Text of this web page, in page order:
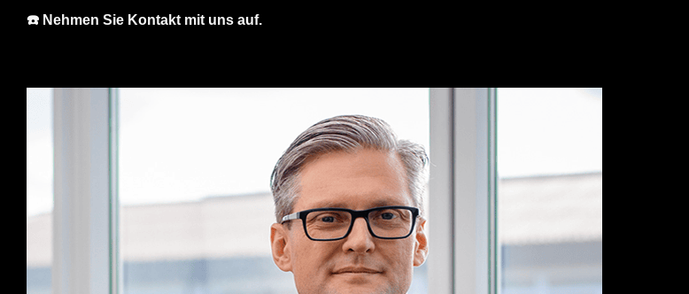
☎️ Nehmen Sie Kontakt mit uns auf.